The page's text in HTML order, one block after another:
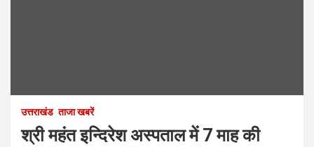
उत्तराखंड ताजा खबरें
श्री महंत इन्दिरेश अस्पताल में 7 माह की